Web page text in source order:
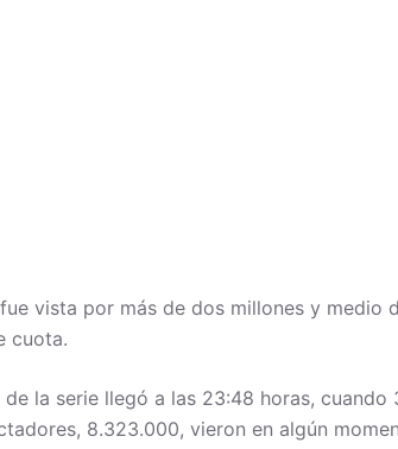
vista por más de dos millones y medio
cuota.
la serie llegó a las 23:48 horas,
8.323.000, vieron en algún